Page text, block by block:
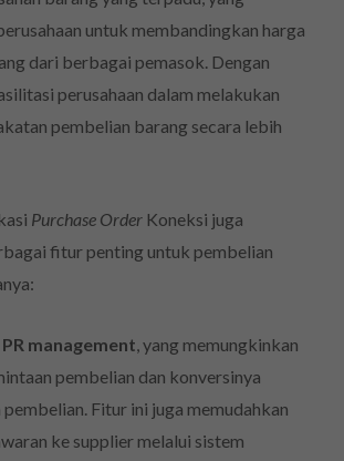
untuk membandingkan harga
dari berbagai pemasok. Dengan
perusahaan dalam melakukan
pembelian barang secara lebih
Purchase Order Koneksi juga
fitur penting untuk pembelian
management, yang memungkinkan
pembelian dan konversinya
pembelian. Fitur ini juga memudahkan
ke supplier melalui sistem